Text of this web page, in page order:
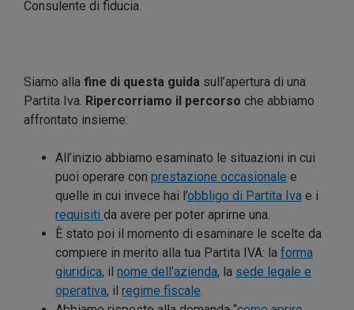
Consulente di fiducia.
Siamo alla fine di questa guida sull’apertura di una
Partita Iva. Ripercorriamo il percorso che abbiamo
affrontato insieme:
All’inizio abbiamo esaminato le situazioni in cui
puoi operare con prestazione occasionale e
quelle in cui invece hai l’obbligo di Partita Iva e i
requisiti da avere per poter aprirne una.
È stato poi il momento di esaminare le scelte da
compiere in merito alla tua Partita IVA: la forma
giuridica, il nome dell’azienda, la sede legale e
operativa, il regime fiscale.